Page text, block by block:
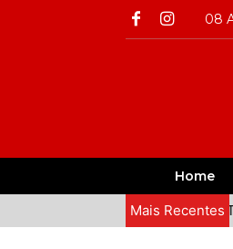
08
Home
Mais Recentes
VALE DO SOUSA DEMONSTRAM